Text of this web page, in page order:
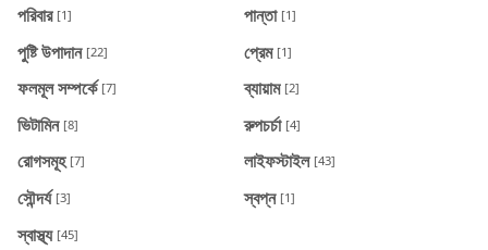
পরিবার [1] পান্তা [1]
পুষ্টি উপাদান [22] প্রেম [1]
ফলমূল সম্পর্কে [7] ব্যায়াম [2]
ভিটামিন [8] রুপচর্চা [4]
রোগসমূহ [7] লাইফস্টাইল [43]
সৌন্দর্য [3] স্বপ্ন [1]
স্বাস্থ্য [45]